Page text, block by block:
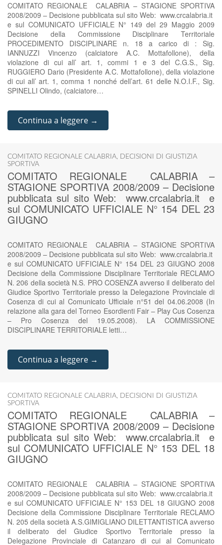
COMITATO REGIONALE CALABRIA – STAGIONE SPORTIVA
2008/2009 – Decisione pubblicata sul sito Web: www.crcalabria.it
e sul COMUNICATO UFFICIALE N° 149 del 29 Maggio 2009
Decisione della Commissione Disciplinare Territoriale
PROCEDIMENTO DISCIPLINARE n. 18 a carico di : Sig.
IANNUZZI Vincenzo (calciatore A.C. Mottafollone), della
violazione di cui all’ art. 1, commi 1 e 3 del C.G.S., Sig.
RUGGIERO Dario (Presidente A.C. Mottafollone), della violazione
di cui all’ art. 1, comma 1 nonché dell’art. 61 delle N.O.I.F., Sig.
SPINELLI Olindo, (calciatore…
Continua a leggere →
COMITATO REGIONALE CALABRIA, DECISIONI DI GIUSTIZIA
SPORTIVA
COMITATO REGIONALE CALABRIA –
STAGIONE SPORTIVA 2008/2009 – Decisione
pubblicata sul sito Web: www.crcalabria.it e
sul COMUNICATO UFFICIALE N° 154 DEL 23
GIUGNO
COMITATO REGIONALE CALABRIA – STAGIONE SPORTIVA
2008/2009 – Decisione pubblicata sul sito Web: www.crcalabria.it
e sul COMUNICATO UFFICIALE N° 154 DEL 23 GIUGNO 2008
Decisione della Commissione Disciplinare Territoriale RECLAMO
N. 206 della società N.S. PRO COSENZA avverso il deliberato del
Giudice Sportivo Territoriale presso la Delegazione Provinciale di
Cosenza di cui al Comunicato Ufficiale n°51 del 04.06.2008 (In
relazione alla gara del Torneo Esordienti Fair – Play Cus Cosenza
– Pro Cosenza del 19.05.2008). LA COMMISSIONE
DISCIPLINARE TERRITORIALE letti…
Continua a leggere →
COMITATO REGIONALE CALABRIA, DECISIONI DI GIUSTIZIA
SPORTIVA
COMITATO REGIONALE CALABRIA –
STAGIONE SPORTIVA 2008/2009 – Decisione
pubblicata sul sito Web: www.crcalabria.it e
sul COMUNICATO UFFICIALE N° 153 DEL 18
GIUGNO
COMITATO REGIONALE CALABRIA – STAGIONE SPORTIVA
2008/2009 – Decisione pubblicata sul sito Web: www.crcalabria.it
e sul COMUNICATO UFFICIALE N° 153 DEL 18 GIUGNO 2008
Decisione della Commissione Disciplinare Territoriale RECLAMO
N. 205 della società A.S.GIMIGLIANO DILETTANTISTICA avverso
il deliberato del Giudice Sportivo Territoriale presso la
Delegazione Provinciale di Catanzaro di cui al Comunicato